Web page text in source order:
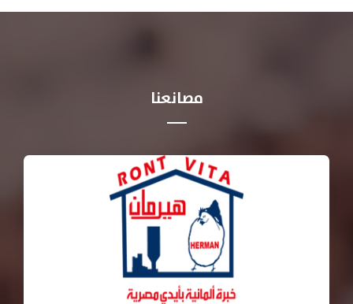
مصانعنا